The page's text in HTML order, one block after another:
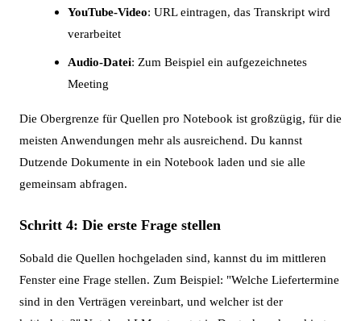
YouTube-Video: URL eintragen, das Transkript wird
verarbeitet
Audio-Datei: Zum Beispiel ein aufgezeichnetes
Meeting
Die Obergrenze für Quellen pro Notebook ist großzügig, für die
meisten Anwendungen mehr als ausreichend. Du kannst
Dutzende Dokumente in ein Notebook laden und sie alle
gemeinsam abfragen.
Schritt 4: Die erste Frage stellen
Sobald die Quellen hochgeladen sind, kannst du im mittleren
Fenster eine Frage stellen. Zum Beispiel: "Welche Liefertermine
sind in den Verträgen vereinbart, und welcher ist der